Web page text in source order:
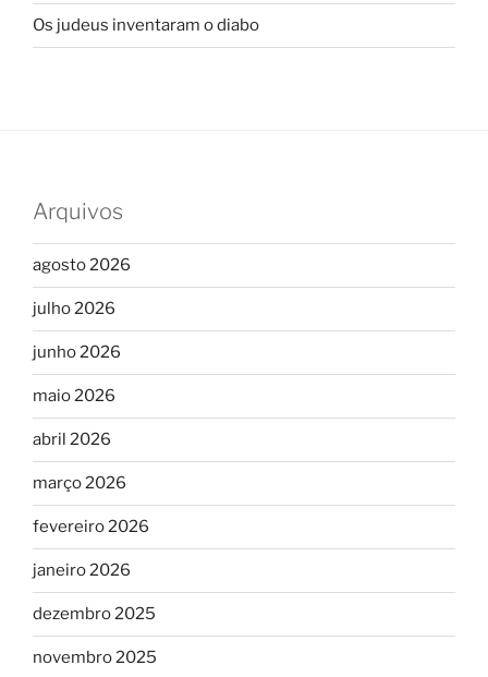
Os judeus inventaram o diabo
Arquivos
agosto 2026
julho 2026
junho 2026
maio 2026
abril 2026
março 2026
fevereiro 2026
janeiro 2026
dezembro 2025
novembro 2025